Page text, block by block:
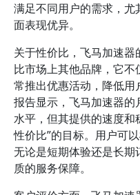
满足不同用户的需求，
面表现优异。
关于性价比，飞马加速
比市场上其他品牌，它
常推出优惠活动，降低
报告显示，飞马加速器
水平，但其提供的速度和
性价比”的目标。用户可
无论是短期体验还是长
质的服务保障。